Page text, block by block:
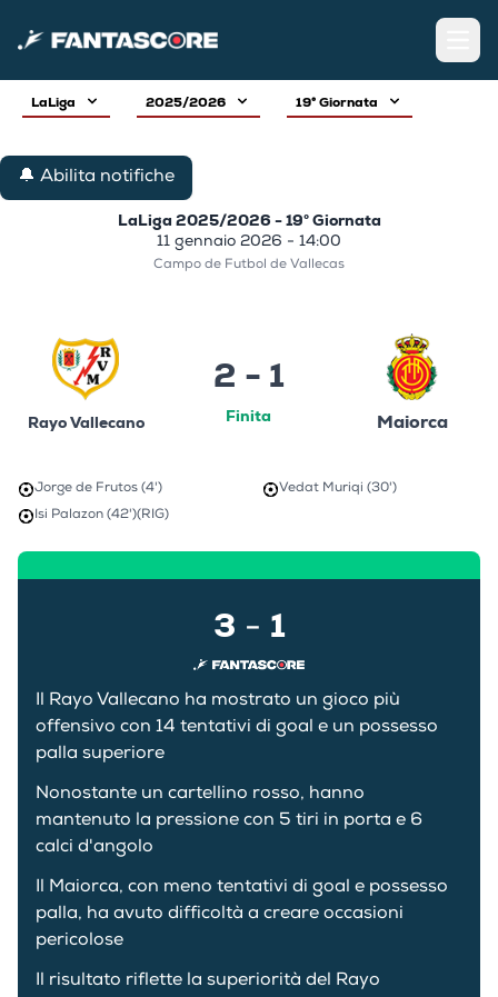
LaLiga 2025/2026 19° Giornata
🔔 Abilita notifiche
LaLiga 2025/2026 - 19° Giornata
11 gennaio 2026 - 14:00
Campo de Futbol de Vallecas
Rayo Vallecano
2 - 1
Finita Maiorca
Jorge de Frutos (4')
Isi Palazon (42')(RIG)
Vedat Muriqi (30')
3 - 1
Il Rayo Vallecano ha mostrato un gioco più
offensivo con 14 tentativi di goal e un possesso
palla superiore
Nonostante un cartellino rosso, hanno
mantenuto la pressione con 5 tiri in porta e 6
calci d'angolo
Il Maiorca, con meno tentativi di goal e possesso
palla, ha avuto difficoltà a creare occasioni
pericolose
Il risultato riflette la superiorità del Rayo